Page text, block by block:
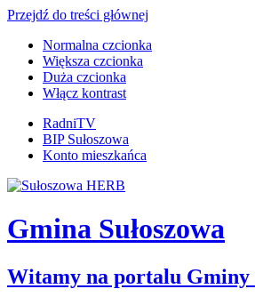
Przejdź do treści głównej
Normalna czcionka
Większa czcionka
Duża czcionka
Włącz kontrast
RadniTV
BIP Sułoszowa
Konto mieszkańca
Gmina Sułoszowa
Witamy na portalu Gminy